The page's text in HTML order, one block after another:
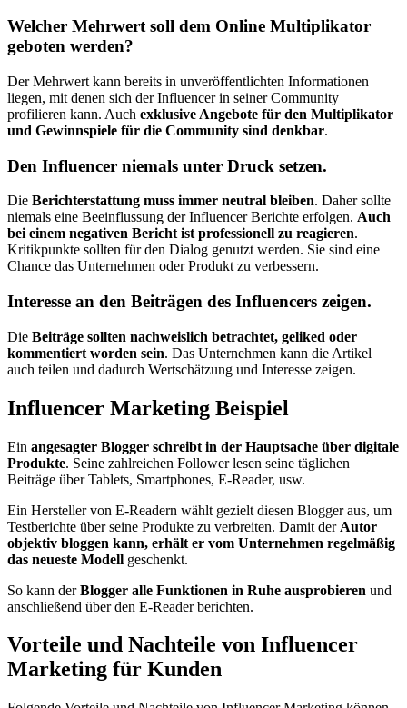
Welcher Mehrwert soll dem Online Multiplikator
geboten werden?
Der Mehrwert kann bereits in unveröffentlichten Informationen
liegen, mit denen sich der Influencer in seiner Community
profilieren kann. Auch exklusive Angebote für den Multiplikator
und Gewinnspiele für die Community sind denkbar.
Den Influencer niemals unter Druck setzen.
Die Berichterstattung muss immer neutral bleiben. Daher sollte
niemals eine Beeinflussung der Influencer Berichte erfolgen. Auch
bei einem negativen Bericht ist professionell zu reagieren.
Kritikpunkte sollten für den Dialog genutzt werden. Sie sind eine
Chance das Unternehmen oder Produkt zu verbessern.
Interesse an den Beiträgen des Influencers zeigen.
Die Beiträge sollten nachweislich betrachtet, geliked oder
kommentiert worden sein. Das Unternehmen kann die Artikel
auch teilen und dadurch Wertschätzung und Interesse zeigen.
Influencer Marketing Beispiel
Ein angesagter Blogger schreibt in der Hauptsache über digitale
Produkte. Seine zahlreichen Follower lesen seine täglichen
Beiträge über Tablets, Smartphones, E-Reader, usw.
Ein Hersteller von E-Readern wählt gezielt diesen Blogger aus, um
Testberichte über seine Produkte zu verbreiten. Damit der Autor
objektiv bloggen kann, erhält er vom Unternehmen regelmäßig
das neueste Modell geschenkt.
So kann derBlogger alle Funktionen in Ruhe ausprobieren und
anschließend über den E-Reader berichten.
Vorteile und Nachteile von Influencer
Marketing für Kunden